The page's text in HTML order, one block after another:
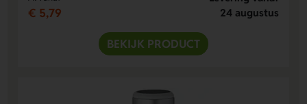
€ 5,79
24 augustus
BEKIJK PRODUCT